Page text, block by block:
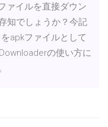
ァイルを直接ダウン
知でしょうか？今記
apkファイルとして
の使い方に